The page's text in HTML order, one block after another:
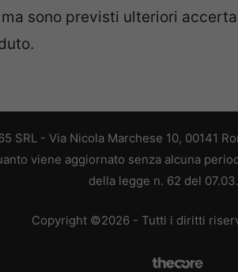
sono previsti ulteriori
SRL - Via Nicola Marchese 10, 00141
viene aggiornato senza alcuna
della legge n. 62 del
Copyright ©2026 - Tutti i diritti